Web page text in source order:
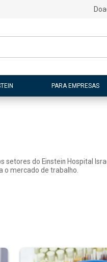
PARA EMPRESAS
setores do Einstein Hospital
o mercado de trabalho.